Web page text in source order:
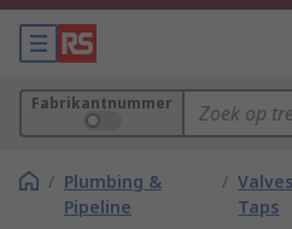
Fabrikantnummer
/ Plumbing &
Pipeline
/
Taps